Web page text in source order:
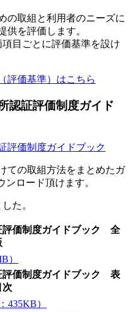
の取組と利用者のニーズに
供を評価します。
目ごとに評価基準を設け
評価基準）はこちら
認証評価制度ガイド
ての取組方法をまとめたガ
ロード頂けます。
た。
評価制度ガイドブック 全
）
評価制度ガイドブック 表
次
435KB）